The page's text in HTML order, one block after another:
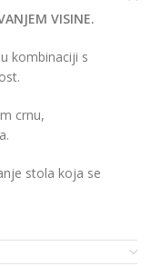
VISINE.
kombinaciji s
crnu,
stola koja se